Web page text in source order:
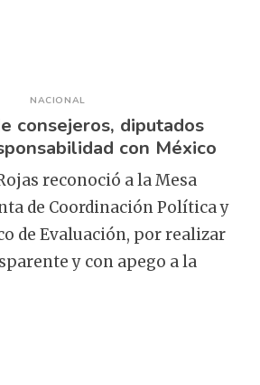
NACIONAL
consejeros, diputados
con México
reconoció a la Mesa
de Coordinación Política y
de Evaluación, por realizar
y con apego a la